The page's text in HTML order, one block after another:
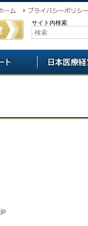
サイト内検索